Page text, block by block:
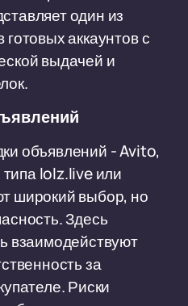
один из
аккаунтов с
выдачей и
объявлений - Avito,
lolz.live или
широкий выбор, но
Здесь
взаимодействуют
за
Риски